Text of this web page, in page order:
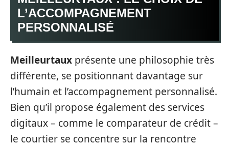
L’ACCOMPAGNEMENT
PERSONNALISÉ
Meilleurtaux présente une philosophie très
différente, se positionnant davantage sur
l’humain et l’accompagnement personnalisé.
Bien qu’il propose également des services
digitaux – comme le comparateur de crédit –
le courtier se concentre sur la rencontre